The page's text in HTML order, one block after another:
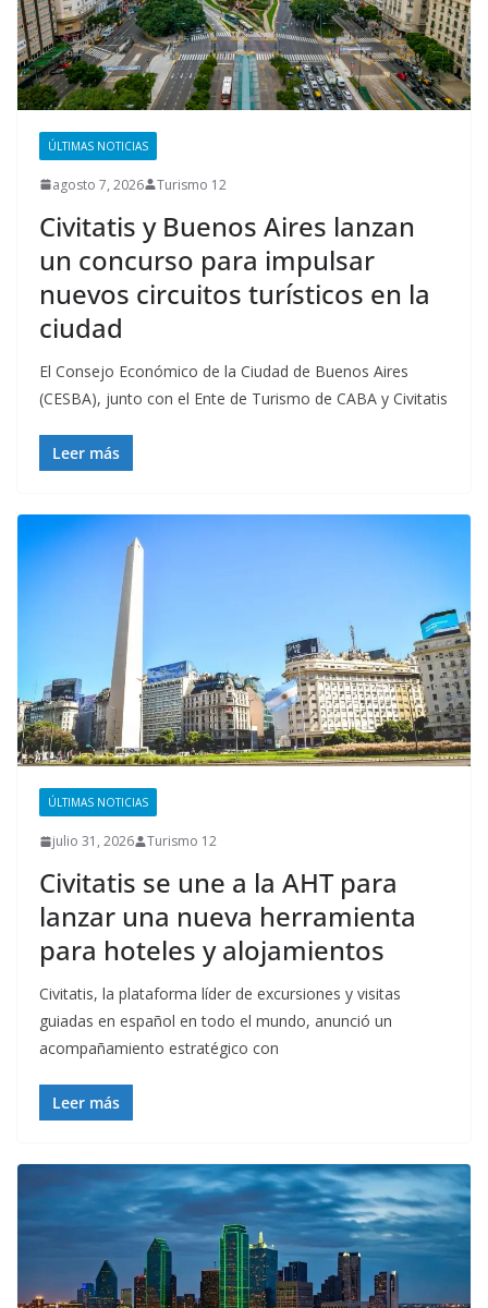
ÚLTIMAS NOTICIAS
agosto 7, 2026 Turismo 12
Civitatis y Buenos Aires lanzan
un concurso para impulsar
nuevos circuitos turísticos en la
ciudad
El Consejo Económico de la Ciudad de Buenos Aires
(CESBA), junto con el Ente de Turismo de CABA y Civitatis
Leer más
ÚLTIMAS NOTICIAS
julio 31, 2026 Turismo 12
Civitatis se une a la AHT para
lanzar una nueva herramienta
para hoteles y alojamientos
Civitatis, la plataforma líder de excursiones y visitas
guiadas en español en todo el mundo, anunció un
acompañamiento estratégico con
Leer más